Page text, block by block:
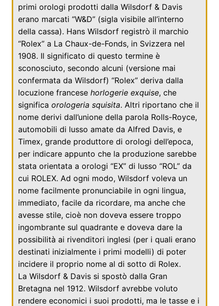
primi orologi prodotti dalla Wilsdorf & Davis
erano marcati “W&D” (sigla visibile all’interno
della cassa). Hans Wilsdorf registrò il marchio
“Rolex” a La Chaux-de-Fonds, in Svizzera nel
1908. Il significato di questo termine è
sconosciuto, secondo alcuni (versione mai
confermata da Wilsdorf) “Rolex” deriva dalla
locuzione francese horlogerie exquise, che
significa orologeria squisita. Altri riportano che il
nome derivi dall’unione della parola Rolls-Royce,
automobili di lusso amate da Alfred Davis, e
Timex, grande produttore di orologi dell’epoca,
per indicare appunto che la produzione sarebbe
stata orientata a orologi “EX” di lusso “ROL” da
cui ROLEX. Ad ogni modo, Wilsdorf voleva un
nome facilmente pronunciabile in ogni lingua,
immediato, facile da ricordare, ma anche che
avesse stile, cioè non doveva essere troppo
ingombrante sul quadrante e doveva dare la
possibilità ai rivenditori inglesi (per i quali erano
destinati inizialmente i primi modelli) di poter
incidere il proprio nome al di sotto di Rolex.
La Wilsdorf & Davis si spostò dalla Gran
Bretagna nel 1912. Wilsdorf avrebbe voluto
rendere economici i suoi prodotti, ma le tasse e i